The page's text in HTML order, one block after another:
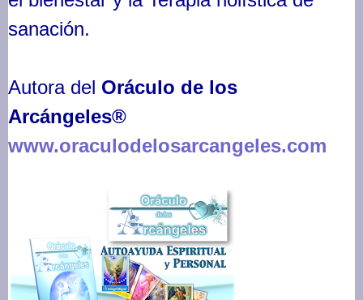
sanación.
Autora del Oráculo de los
Arcángeles®
www.oraculodelosarcangeles.com